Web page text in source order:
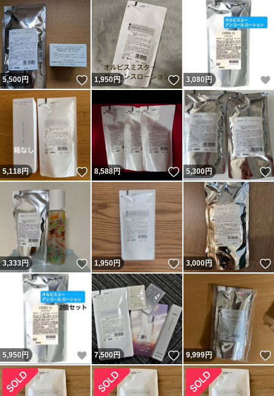
5,500円 いいね！
1,950円 いいね！
3,080 円
5,118円 いいね！
8,588円 いいね！
5,300円
3,333円 いいね！
1,950円 いいね！
3,000円
5,950 円 いいね！
7,500円 いいね！
9,999円